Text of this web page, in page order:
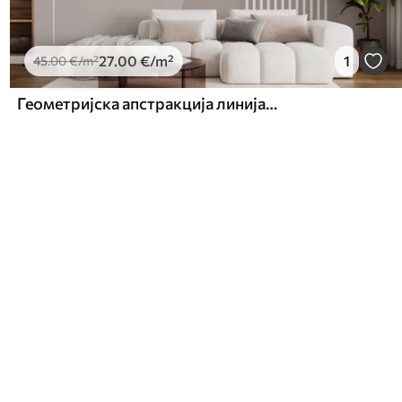
45.00€/m²27.00€/m² 1
Геометријска апстракција линија и круг минимализам модеран стил